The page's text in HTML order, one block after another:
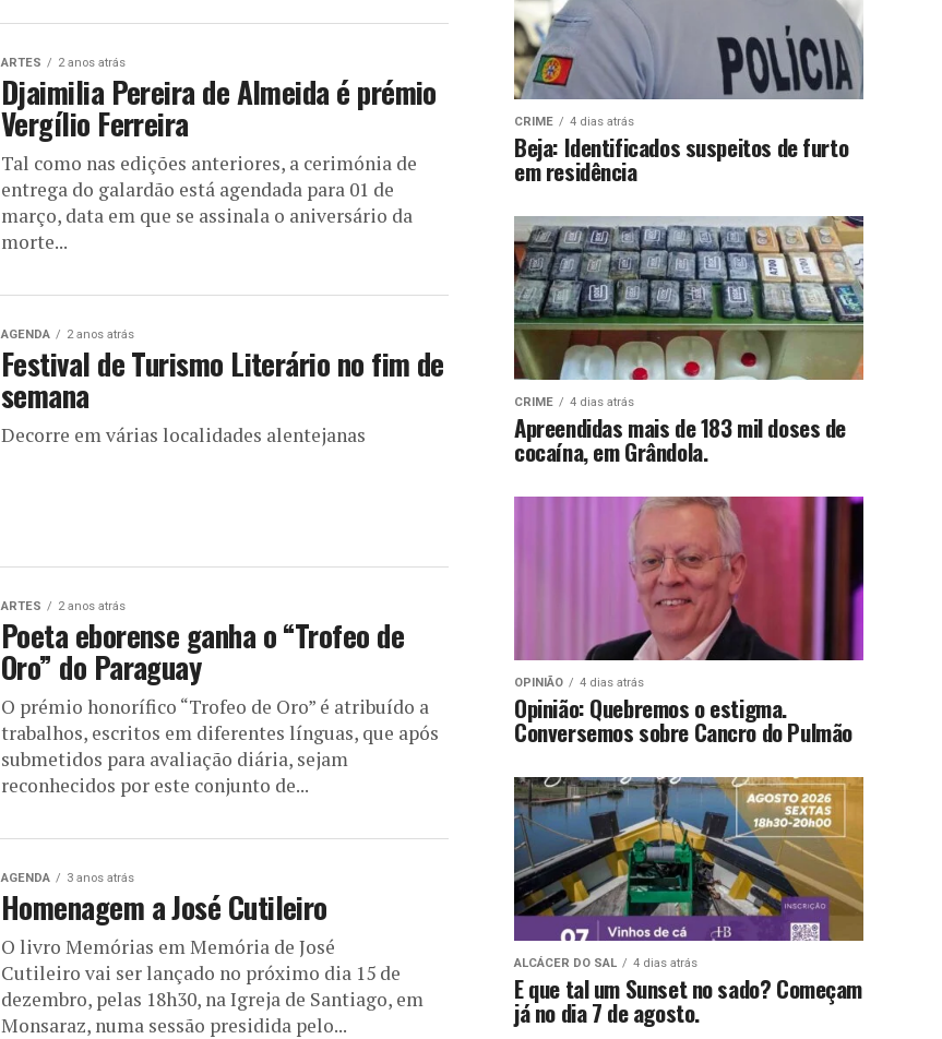
ARTES 2 anos atrás
Djaimilia Pereira de Almeida é prémio
Vergílio Ferreira
Tal como nas edições anteriores, a cerimónia de
entrega do galardão está agendada para 01 de
março, data em que se assinala o aniversário da
morte...
AGENDA 2 anos atrás
Festival de Turismo Literário no fim de
semana
Decorre em várias localidades alentejanas
ARTES 2 anos atrás
Poeta eborense ganha o “Trofeo de
Oro” do Paraguay
O prémio honorífico “Trofeo de Oro” é atribuído a
trabalhos, escritos em diferentes línguas, que após
submetidos para avaliação diária, sejam
reconhecidos por este conjunto de...
AGENDA 3 anos atrás
Homenagem a José Cutileiro
O livro Memórias em Memória de José
Cutileiro vai ser lançado no próximo dia 15 de
dezembro, pelas 18h30, na Igreja de Santiago, em
Monsaraz, numa sessão presidida pelo...
CRIME 4 dias atrás
Beja: Identificados suspeitos de furto
em residência
CRIME 4 dias atrás
Apreendidas mais de 183 mil doses de
cocaína, em Grândola.
OPINIÃO 4 dias atrás
Opinião: Quebremos o estigma.
Conversemos sobre Cancro do Pulmão
ALCÁCER DO SAL 4 dias atrás
E que tal um Sunset no sado? Começam
já no dia 7 de agosto.